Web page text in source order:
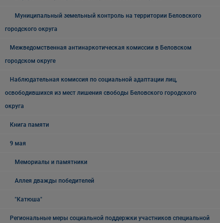
Муниципальный земельный контроль на территории Беловского
городского округа
Межведомственная антинаркотическая комиссии в Беловском
городском округе
Наблюдательная комиссия по социальной адаптации лиц,
освободившихся из мест лишения свободы Беловского городского
округа
Книга памяти
9 мая
Мемориалы и памятники
Аллея дважды победителей
"Катюша"
Региональные меры социальной поддержки участников специальной